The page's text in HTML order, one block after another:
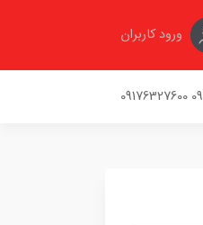
ورود کاربران